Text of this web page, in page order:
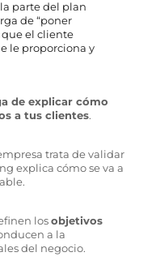
parte del plan
de “poner
que el cliente
le proporciona y
de explicar cómo
a tus clientes.
trata de validar
explica cómo se va a
losobjetivos
a la
del negocio.